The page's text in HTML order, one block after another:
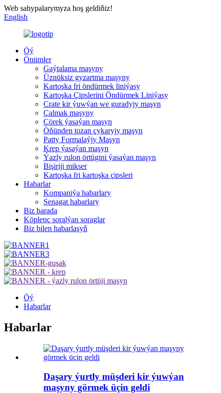
Web sahypalarymyza hoş geldiňiz!
English
Öý
Önümler
Gaýtalama maşyny
Üznüksiz gyzartma maşyny
Kartoşka fri öndürmek liniýasy
Kartoşka Çipslerini Öndürmek Liniýasy
Crate kir ýuwýan we guradyjy maşyn
Çalmak maşyny
Çörek ýasaýan maşyn
Öňünden tozan çykaryjy maşyn
Patty Formalaýjy Maşyn
Krep ýasaýan maşyn
Ýazly rulon örtügini ýasaýan maşyn
Bişiriji mikser
Kartoşka fri kartoşka çipsleri
Habarlar
Kompaniýa habarlary
Senagat habarlary
Biz barada
Köplenç soralýan soraglar
Biz bilen habarlaşyň
Öý
Habarlar
Habarlar
Daşary ýurtly müşderi kir ýuwýan
maşyny görmek üçin geldi